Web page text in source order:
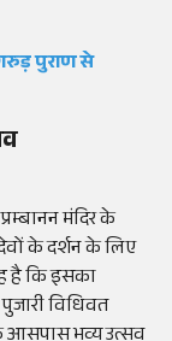
पुराण से
मंदिर के
के दर्शन के लिए
है कि इसका
विधिवत